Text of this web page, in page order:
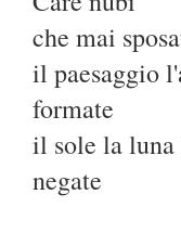
che mai
il paesaggio
formate
il sole la
negate